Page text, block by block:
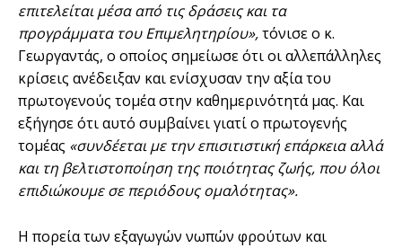
επιτελείται μέσα από τις δράσεις και τα
προγράμματα του Επιμελητηρίου»,τόνισε ο κ.
Γεωργαντάς, ο οποίος σημείωσε ότι οι αλλεπάλληλες
κρίσεις ανέδειξαν και ενίσχυσαν την αξία του
πρωτογενούς τομέα στην καθημερινότητά μας. Και
εξήγησε ότι αυτό συμβαίνει γιατί ο πρωτογενής
τομέας «συνδέεται με την επισιτιστική επάρκεια αλλά
και τη βελτιστοποίηση της ποιότητας ζωής, που όλοι
επιδιώκουμε σε περιόδους ομαλότητας».
Η πορεία των εξαγωγών νωπών φρούτων και